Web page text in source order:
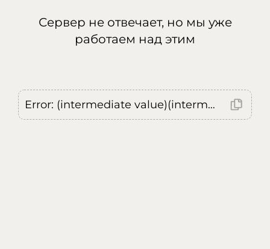
Сервер не отвечает, но мы уже
работаем над этим
Error: (intermediate value)(intermediate value)(intermediate value).replaceAll is not a function